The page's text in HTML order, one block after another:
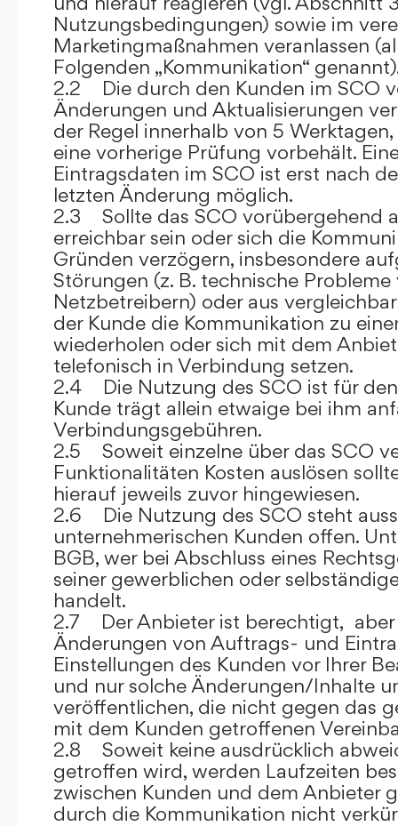
Nutzungsbedingungen) sowie im
Marketingmaßnahmen veranlassen
Folgenden „Kommunikation“
2.2 Die durch den Kunden im SCO
Änderungen und Aktualisierungen
der Regel innerhalb von 5
eine vorherige Prüfung vorbehält.
Eintragsdaten im SCO ist erst nach
letzten Änderung möglich.
2.3 Sollte das SCO vorübergehend
erreichbar sein oder sich die
Gründen verzögern, insbesondere
Störungen (z. B. technische
Netzbetreibern) oder aus
der Kunde die Kommunikation zu
wiederholen oder sich mit dem
telefonisch in Verbindung setzen.
2.4 Die Nutzung des SCO ist für den
Kunde trägt allein etwaige bei ihm
Verbindungsgebühren.
2.5 Soweit einzelne über das SCO
Funktionalitäten Kosten auslösen
hierauf jeweils zuvor hingewiesen.
2.6 Die Nutzung des SCO steht
unternehmerischen Kunden offen.
BGB, wer bei Abschluss eines
seiner gewerblichen oder
handelt.
2.7 Der Anbieter ist berechtigt,
Änderungen von Auftrags- und
Einstellungen des Kunden vor Ihrer
und nur solche Änderungen/Inhalte
veröffentlichen, die nicht gegen das
mit dem Kunden getroffenen
2.8 Soweit keine ausdrücklich
getroffen wird, werden Laufzeiten
zwischen Kunden und dem Anbieter
durch die Kommunikation nicht